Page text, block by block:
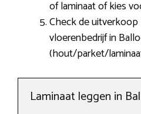
of laminaat of kies
Check de
vloerenbedrijf in
(hout/parket/
Laminaat leggen in